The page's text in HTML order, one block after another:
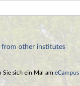
from other institutes
Sie sich ein Mal am eCampus